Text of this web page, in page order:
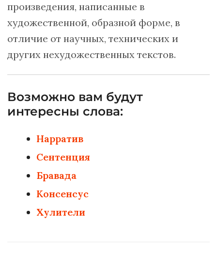
произведения, написанные в
художественной, образной форме, в
отличие от научных, технических и
других нехудожественных текстов.
Возможно вам будут
интересны слова:
Нарратив
Сентенция
Бравада
Консенсус
Хулители